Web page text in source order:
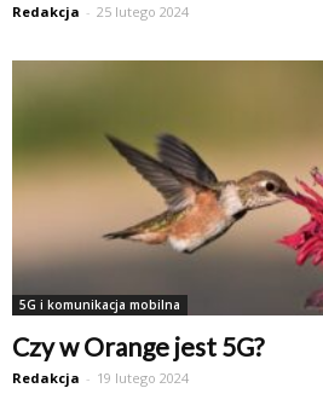
Redakcja - 25 lutego 2024
5G i komunikacja mobilna
Czy w Orange jest 5G?
Redakcja - 19 lutego 2024